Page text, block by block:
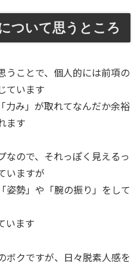
ついて思うところ
うことで、個人的には前項の
ています
力み」が取れてなんだか余裕
ます
なので、それっぽく見えるっ
いますが
姿勢」や「腕の振り」をして
います
ボクですが、日々脱素人感を